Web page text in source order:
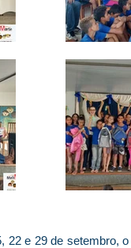
22 e 29 de setembro,